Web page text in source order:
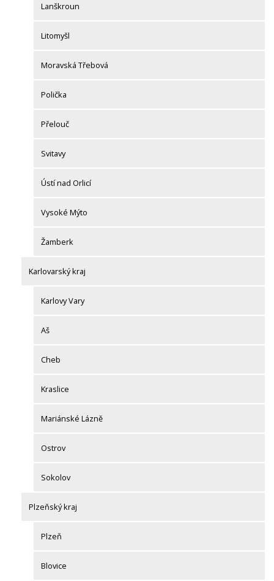
Lanškroun
Litomyšl
Moravská Třebová
Polička
Přelouč
Svitavy
Ústí nad Orlicí
Vysoké Mýto
Žamberk
Karlovarský kraj
Karlovy Vary
Aš
Cheb
Kraslice
Mariánské Lázně
Ostrov
Sokolov
Plzeňský kraj
Plzeň
Blovice